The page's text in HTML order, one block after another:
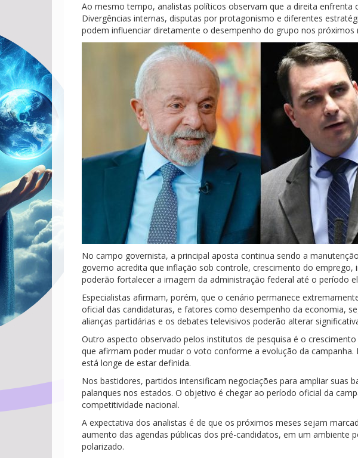
Ao mesmo tempo, analistas políticos observam que a direita enfrenta
Divergências internas, disputas por protagonismo e diferentes
podem influenciar diretamente o desempenho do grupo nos próximos
No campo governista, a principal aposta continua sendo a
governo acredita que inflação sob controle, crescimento do emprego,
poderão fortalecer a imagem da administração federal até o período
Especialistas afirmam, porém, que o cenário permanece
oficial das candidaturas, e fatores como desempenho da economia,
alianças partidárias e os debates televisivos poderão alterar
Outro aspecto observado pelos institutos de pesquisa é o
que afirmam poder mudar o voto conforme a evolução da
está longe de estar definida.
Nos bastidores, partidos intensificam negociações para ampliar suas
palanques nos estados. O objetivo é chegar ao período oficial da
competitividade nacional.
A expectativa dos analistas é de que os próximos meses sejam
aumento das agendas públicas dos pré-candidatos, em um ambiente
polarizado.